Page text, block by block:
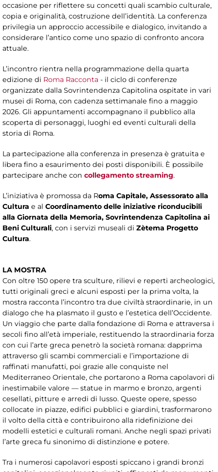
occasione per riflettere su concetti quali scambio culturale,
copia e originalità, costruzione dell’identità. La conferenza
privilegia un approccio accessibile e dialogico, invitando a
considerare l’antico come uno spazio di confronto ancora
attuale.
L’incontro rientra nella programmazione della quarta
edizione di Roma Racconta - il ciclo di conferenze
organizzate dalla Sovrintendenza Capitolina ospitate in vari
musei di Roma, con cadenza settimanale fino a maggio
2026. Gli appuntamenti accompagnano il pubblico alla
scoperta di personaggi, luoghi ed eventi culturali della
storia di Roma.
La partecipazione alla conferenza in presenza è gratuita e
libera fino a esaurimento dei posti disponibili. È possibile
partecipare anche con collegamento streaming.
L’iniziativa è promossa da Roma Capitale, Assessorato alla
Cultura e al Coordinamento delle iniziative riconducibili
alla Giornata della Memoria, Sovrintendenza Capitolina ai
Beni Culturali, con i servizi museali di Zètema Progetto
Cultura.
LA MOSTRA
Con oltre 150 opere tra sculture, rilievi e reperti archeologici,
tutti originali greci e alcuni esposti per la prima volta, la
mostra racconta l’incontro tra due civiltà straordinarie, in un
dialogo che ha plasmato il gusto e l’estetica dell’Occidente.
Un viaggio che parte dalla fondazione di Roma e attraversa i
secoli fino all’età imperiale, restituendo la straordinaria forza
con cui l’arte greca penetrò la società romana: dapprima
attraverso gli scambi commerciali e l’importazione di
raffinati manufatti, poi grazie alle conquiste nel
Mediterraneo Orientale, che portarono a Roma capolavori di
inestimabile valore — statue in marmo e bronzo, argenti
cesellati, pitture e arredi di lusso. Queste opere, spesso
collocate in piazze, edifici pubblici e giardini, trasformarono
il volto della città e contribuirono alla ridefinizione dei
modelli estetici e culturali romani. Anche negli spazi privati
l’arte greca fu sinonimo di distinzione e potere.
Tra i numerosi capolavori esposti spiccano i grandi bronzi